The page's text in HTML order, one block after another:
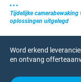
Tijdelijke
oplossingen uitgelegd
Word erkend
en ontvang